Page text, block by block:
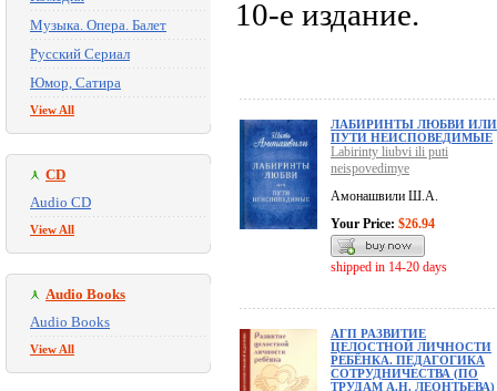
Музыка. Опера. Балет
Русский Сериал
Юмор, Сатира
View All
CD
Audio CD
View All
Audio Books
Audio Books
View All
10-е издание.
ЛАБИРИНТЫ ЛЮБВИ ИЛИ
ПУТИ НЕИСПОВЕДИМЫЕ
Labirinty liubvi ili puti
neispovedimye
Амонашвили Ш.А.
Your Price: $26.94
shipped in 14-20 days
АГП РАЗВИТИЕ
ЦЕЛОСТНОЙ ЛИЧНОСТИ
РЕБЁНКА. ПЕДАГОГИКА
СОТРУДНИЧЕСТВА (ПО
ТРУДАМ А.Н. ЛЕОНТЬЕВА)